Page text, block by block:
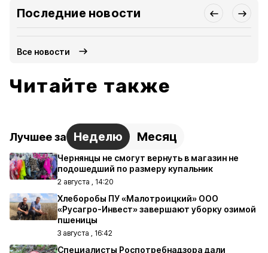
Последние новости
Все новости
Читайте также
Лучшее за Неделю Месяц
Чернянцы не смогут вернуть в магазин не
подошедший по размеру купальник
2 августа , 14:20
Хлеборобы ПУ «Малотроицкий» ООО
«Русагро-Инвест» завершают уборку озимой
пшеницы
3 августа , 16:42
Специалисты Роспотребнадзора дали